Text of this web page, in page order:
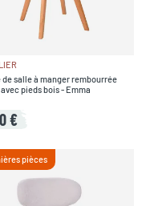
de salle à manger rembourrée
pieds bois - Emma
€
pièces